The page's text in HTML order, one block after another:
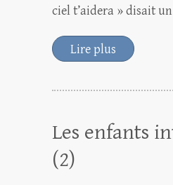
ciel t’aidera » disait
Lire plus
Les enfants
(2)